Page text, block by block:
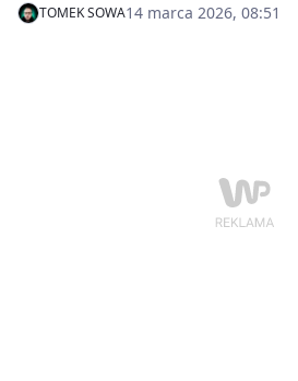
TOMEK SOWA14 marca 2026, 08:51